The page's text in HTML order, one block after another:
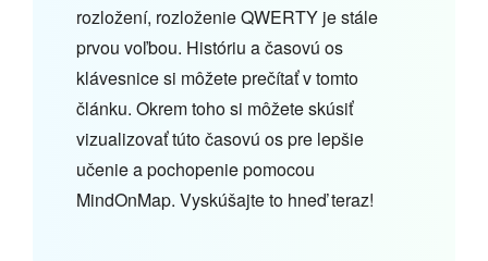
rozložení, rozloženie QWERTY je stále
prvou voľbou. Históriu a časovú os
klávesnice si môžete prečítať v tomto
článku. Okrem toho si môžete skúsiť
vizualizovať túto časovú os pre lepšie
učenie a pochopenie pomocou
MindOnMap. Vyskúšajte to hneď teraz!